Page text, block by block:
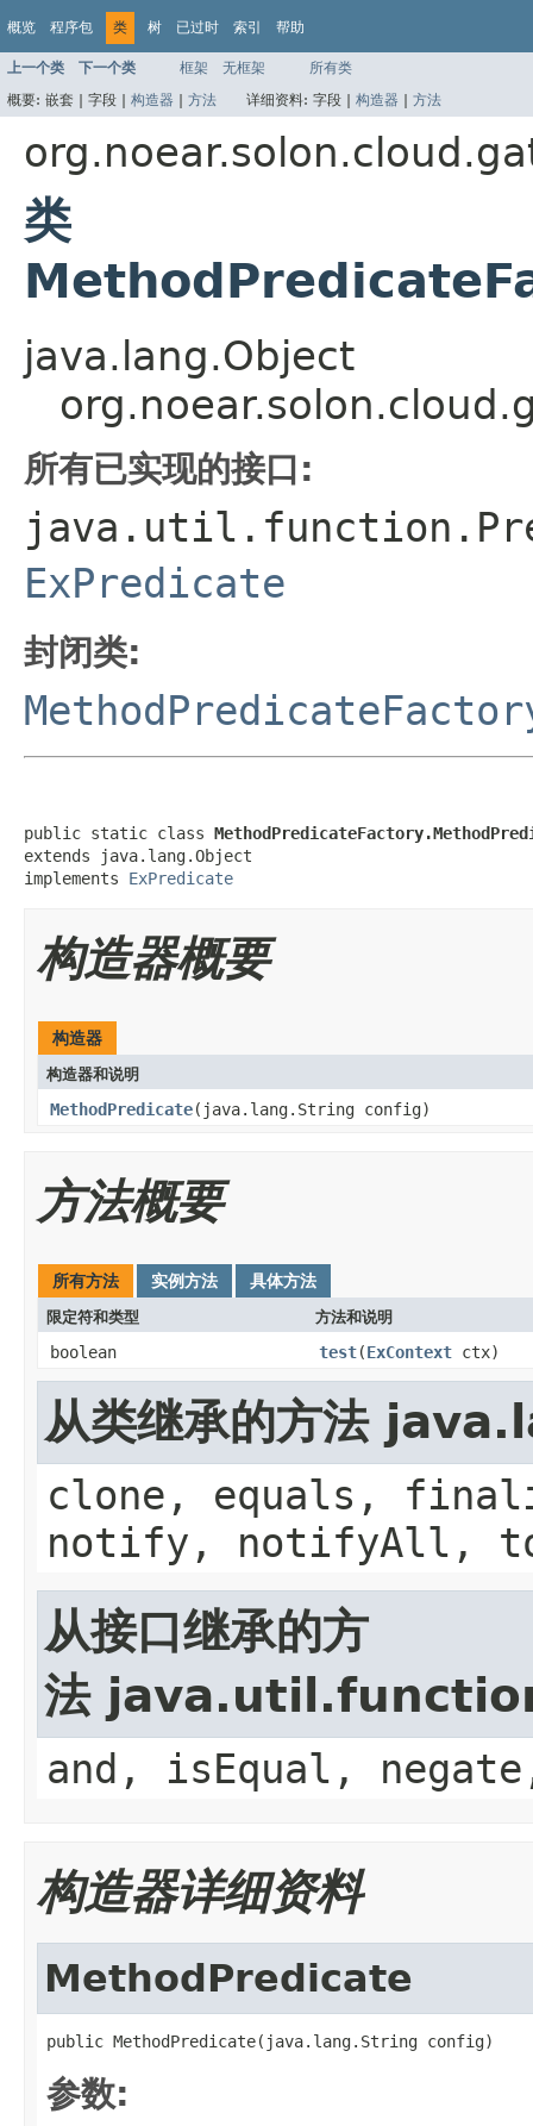
概览 程序包 类 树 已过时 索引 帮助
上一个类 下一个类 框架 无框架
所有类
概要: 嵌套 | 字段 | 构造器 | 方法 详细资料: 字段 | 构造器 | 方法
类
java.lang.Object
所有已实现的接口:
ExPredicate
封闭类:
public static class
extends java.lang.Object
implements ExPredicate
构造器概要
构造器
构造器和说明
MethodPredicate(java.lang.String config)
方法概要
所有方法 实例方法 具体方法
限定符和类型 方法和说明
boolean test(ExContext ctx)
从类继承的方法
clone, equals,
notify, notifyAll,
从接口继承的方
法
and, isEqual,
构造器详细资料
MethodPredicate
public MethodPredicate(java.lang.String config)
参数: